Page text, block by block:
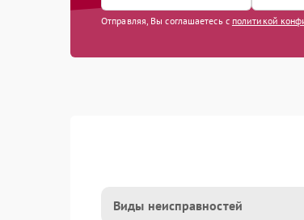
Отправляя, Вы соглашаетесь с политикой
Виды неисправностей